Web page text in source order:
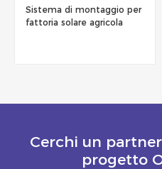
Sistema di montaggio per
fattoria solare agricola
Cerchi un
progetto